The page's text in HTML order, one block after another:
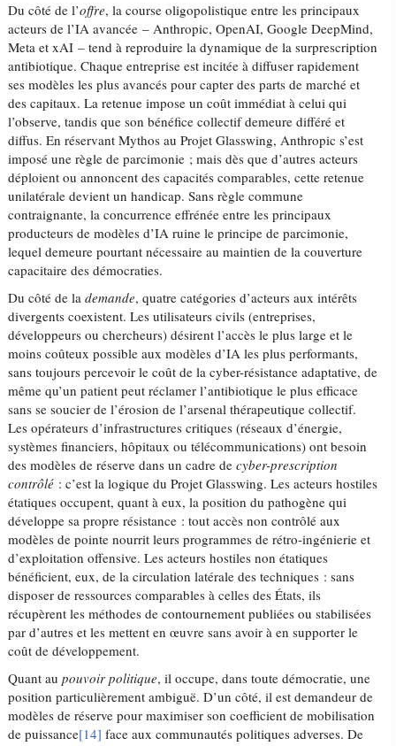
Du côté de l’offre, la course oligopolistique entre les principaux
acteurs de l’IA avancée – Anthropic, OpenAI, Google DeepMind,
Meta et xAI – tend à reproduire la dynamique de la surprescription
antibiotique. Chaque entreprise est incitée à diffuser rapidement
ses modèles les plus avancés pour capter des parts de marché et
des capitaux. La retenue impose un coût immédiat à celui qui
l’observe, tandis que son bénéfice collectif demeure différé et
diffus. En réservant Mythos au Projet Glasswing, Anthropic s’est
imposé une règle de parcimonie ; mais dès que d’autres acteurs
déploient ou annoncent des capacités comparables, cette retenue
unilatérale devient un handicap. Sans règle commune
contraignante, la concurrence effrénée entre les principaux
producteurs de modèles d’IA ruine le principe de parcimonie,
lequel demeure pourtant nécessaire au maintien de la couverture
capacitaire des démocraties.
Du côté de lademande, quatre catégories d’acteurs aux intérêts
divergents coexistent. Les utilisateurs civils (entreprises,
développeurs ou chercheurs) désirent l’accès le plus large et le
moins coûteux possible aux modèles d’IA les plus performants,
sans toujours percevoir le coût de la cyber-résistance adaptative, de
même qu’un patient peut réclamer l’antibiotique le plus efficace
sans se soucier de l’érosion de l’arsenal thérapeutique collectif.
Les opérateurs d’infrastructures critiques (réseaux d’énergie,
systèmes financiers, hôpitaux ou télécommunications) ont besoin
des modèles de réserve dans un cadre decyber-prescription
contrôlé : c’est la logique du Projet Glasswing. Les acteurs hostiles
étatiques occupent, quant à eux, la position du pathogène qui
développe sa propre résistance : tout accès non contrôlé aux
modèles de pointe nourrit leurs programmes de rétro-ingénierie et
d’exploitation offensive. Les acteurs hostiles non étatiques
bénéficient, eux, de la circulation latérale des techniques : sans
disposer de ressources comparables à celles des États, ils
récupèrent les méthodes de contournement publiées ou stabilisées
par d’autres et les mettent en œuvre sans avoir à en supporter le
coût de développement.
Quant aupouvoir politique, il occupe, dans toute démocratie, une
position particulièrement ambiguë. D’un côté, il est demandeur de
modèles de réserve pour maximiser son coefficient de mobilisation
de puissance[14] face aux communautés politiques adverses. De